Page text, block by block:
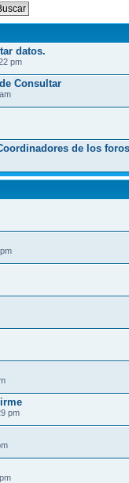
datos.
pm
Consultar
de los foros
pm